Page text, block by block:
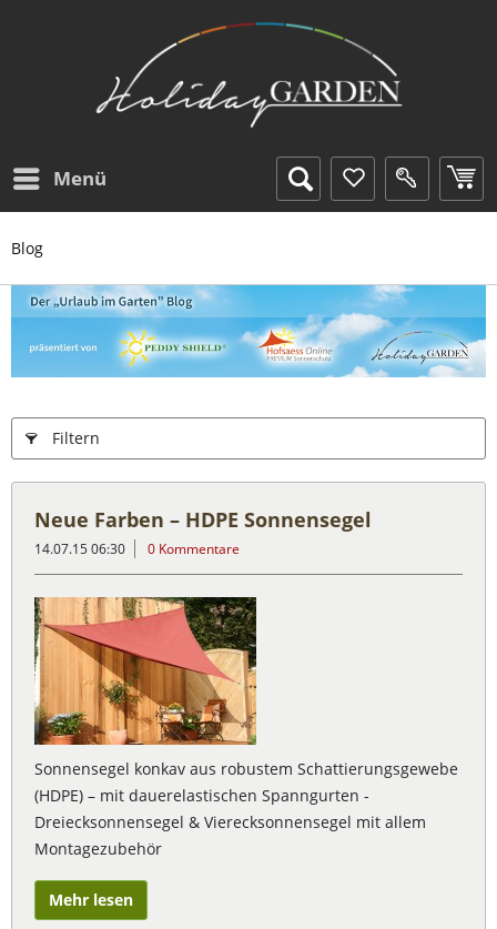
Menü
Blog
Filtern
Neue Farben – HDPE Sonnensegel
14.07.15 06:30 0 Kommentare
Sonnensegel konkav aus robustem Schattierungsgewebe
(HDPE) – mit dauerelastischen Spanngurten -
Dreiecksonnensegel & Vierecksonnensegel mit allem
Montagezubehör
Mehr lesen